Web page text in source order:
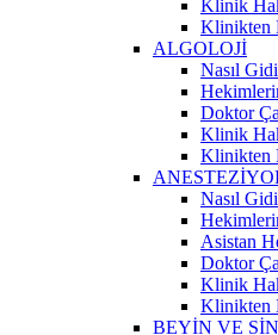
Klinik
Klinikten
ALGOLOJİ
Nasıl
Doktor
Klinik
Klinikten
Nasıl
Asistan
Doktor
Klinik
Klinikten
BEYİN VE